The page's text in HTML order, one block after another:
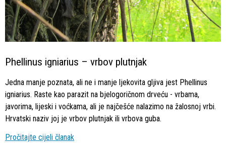
Phellinus igniarius – vrbov plutnjak
Jedna manje poznata, ali ne i manje ljekovita gljiva jest Phellinus
igniarius. Raste kao parazit na bjelogoričnom drveću - vrbama,
javorima, lijeski i voćkama, ali je najčešće nalazimo na žalosnoj vrbi.
Hrvatski naziv joj je vrbov plutnjak ili vrbova guba.
Pročitajte cijeli članak